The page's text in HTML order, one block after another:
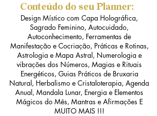
Conteúdo do seu Planner:
Design Místico com Capa Holográfica,
Sagrado Feminino, Autocuidado,
Autoconhecimento, Ferramentas de
Manifestação e Cocriação, Práticas e Rotinas,
Astrologia e Mapa Astral, Numerologia e
vibrações dos Números, Magias e Rituais
Energéticos, Guias Práticos de Bruxaria
Natural, Herbalismo e Cristaloterapia, Agenda
Anual, Mandala Lunar, Energia e Elementos
Mágicos do Mês, Mantras e Afirmações E
MUITO MAIS !!!